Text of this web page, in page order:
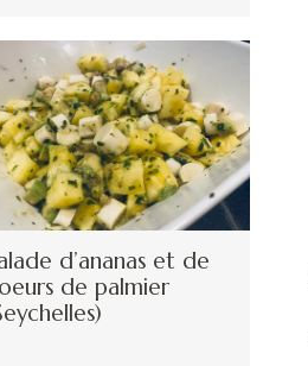
d’ananas et de
de palmier